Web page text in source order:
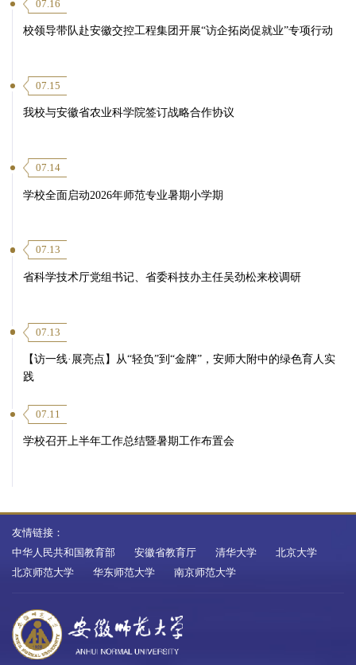
07.16
校领导带队赴安徽交控工程集团开展“访企拓岗促就业”专项行动
07.15
我校与安徽省农业科学院签订战略合作协议
07.14
学校全面启动2026年师范专业暑期小学期
07.13
省科学技术厅党组书记、省委科技办主任吴劲松来校调研
07.13
【访一线·展亮点】从“轻负”到“金牌”，安师大附中的绿色育人实
践
07.11
学校召开上半年工作总结暨暑期工作布置会
友情链接：
中华人民共和国教育部
安徽省教育厅 清华大学
北京大学
北京师范大学
华东师范大学 南京师范大学